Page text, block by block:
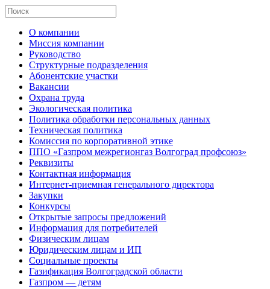
О компании
Миссия компании
Руководство
Структурные подразделения
Абонентские участки
Вакансии
Охрана труда
Экологическая политика
Политика обработки персональных данных
Техническая политика
Комиссия по корпоративной этике
ППО «Газпром межрегионгаз Волгоград профсоюз»
Реквизиты
Контактная информация
Интернет-приемная генерального директора
Закупки
Конкурсы
Открытые запросы предложений
Информация для потребителей
Физическим лицам
Юридическим лицам и ИП
Социальные проекты
Газификация Волгоградской области
Газпром — детям